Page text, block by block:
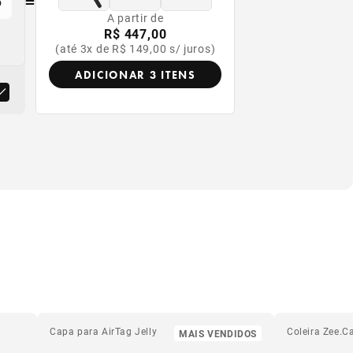
A partir de
R$ 447,00
(até 3x de R$ 149,00 s/ juros)
ADICIONAR 3 ITENS
MAIS VENDIDOS
Capa para AirTag Jelly Coleira